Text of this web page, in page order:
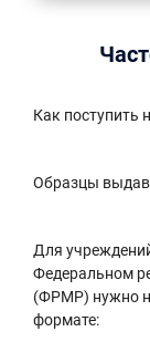
Как поступить
Образцы
Для
Федеральном
(ФРМР) нужно
формате: